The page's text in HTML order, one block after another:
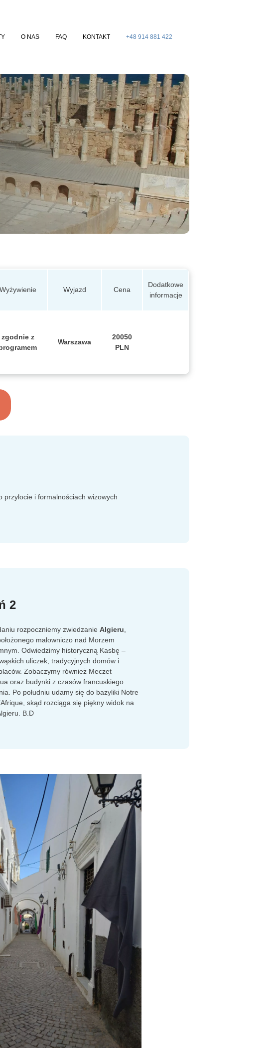
O NAS FAQ KONTAKT +48 914 881 422
Wyżywienie Wyjazd Cena
Dodatkowe
informacje
zgodnie z
Warszawa
20050
PLN
przylocie i formalnościach wizowych
2
rozpoczniemy zwiedzanie Algieru
malowniczo nad Morzem
Odwiedzimy historyczną Kasbę –
uliczek, tradycyjnych domów i
Zobaczymy również Meczet
oraz budynki z czasów francuskiego
Po południu udamy się do bazyliki Notre
skąd rozciąga się piękny widok na
B.D